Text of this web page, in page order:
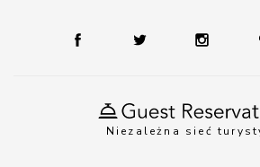
Niezależna sieć